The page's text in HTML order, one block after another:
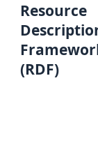
Resource
(RDF)